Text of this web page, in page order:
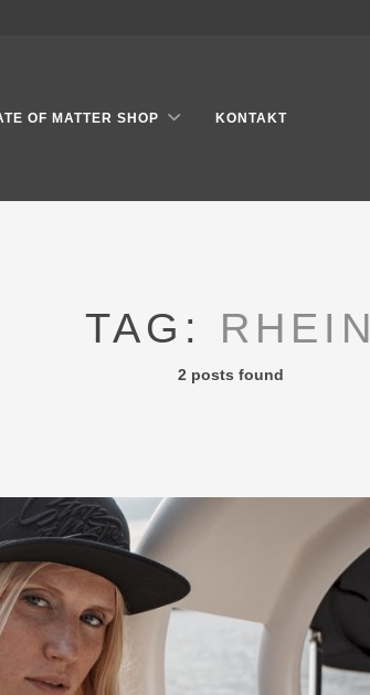
OF MATTER SHOP KONTAKT
TAG: RHEIN
2 posts found